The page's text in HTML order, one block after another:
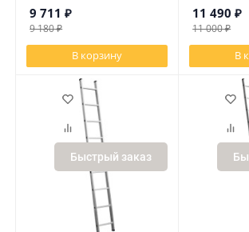
9 711 ₽
9 180₽
В корзину
11 490 ₽
11 000₽
В
Быстрый заказ